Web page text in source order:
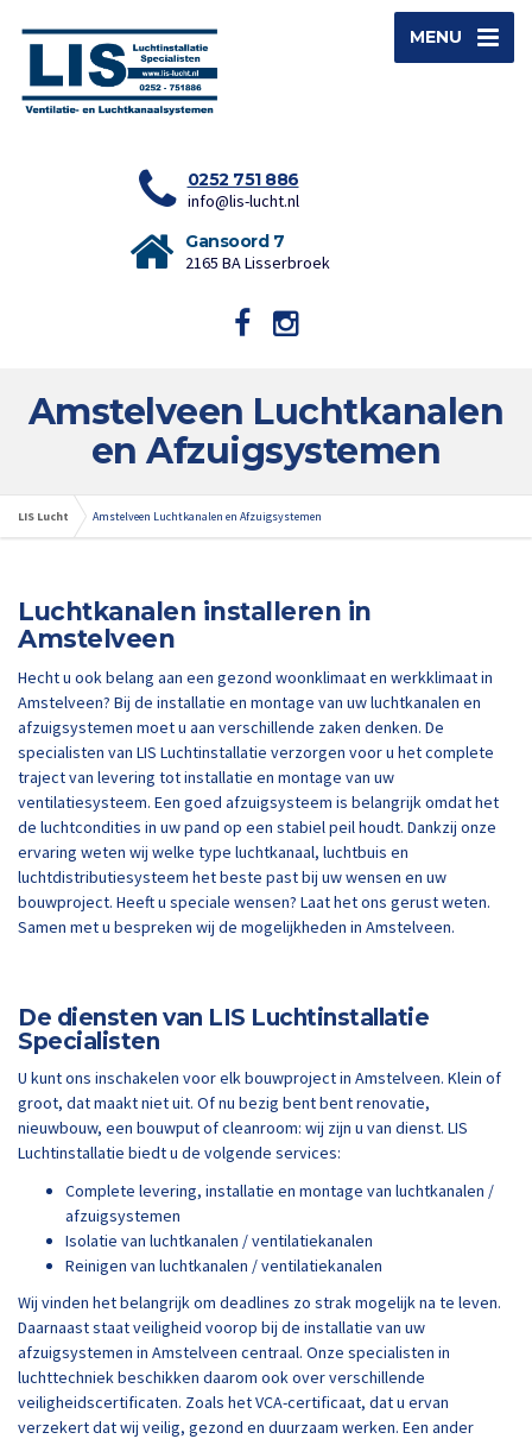
MENU
0252 751 886
info@lis-lucht.nl
Gansoord 7
2165 BA Lisserbroek
Amstelveen Luchtkanalen
en Afzuigsystemen
LIS Lucht Amstelveen Luchtkanalen en Afzuigsystemen
Luchtkanalen installeren in
Amstelveen
Hecht u ook belang aan een gezond woonklimaat en werkklimaat in
Amstelveen? Bij de installatie en montage van uw luchtkanalen en
afzuigsystemen moet u aan verschillende zaken denken. De
specialisten van LIS Luchtinstallatie verzorgen voor u het complete
traject van levering tot installatie en montage van uw
ventilatiesysteem. Een goed afzuigsysteem is belangrijk omdat het
de luchtcondities in uw pand op een stabiel peil houdt. Dankzij onze
ervaring weten wij welke type luchtkanaal, luchtbuis en
luchtdistributiesysteem het beste past bij uw wensen en uw
bouwproject. Heeft u speciale wensen? Laat het ons gerust weten.
Samen met u bespreken wij de mogelijkheden in Amstelveen.
De diensten van LIS Luchtinstallatie
Specialisten
U kunt ons inschakelen voor elk bouwproject in Amstelveen. Klein of
groot, dat maakt niet uit. Of nu bezig bent bent renovatie,
nieuwbouw, een bouwput of cleanroom: wij zijn u van dienst. LIS
Luchtinstallatie biedt u de volgende services:
Complete levering, installatie en montage van luchtkanalen /
afzuigsystemen
Isolatie van luchtkanalen / ventilatiekanalen
Reinigen van luchtkanalen / ventilatiekanalen
Wij vinden het belangrijk om deadlines zo strak mogelijk na te leven.
Daarnaast staat veiligheid voorop bij de installatie van uw
afzuigsystemen in Amstelveen centraal. Onze specialisten in
luchttechniek beschikken daarom ook over verschillende
veiligheidscertificaten. Zoals het VCA-certificaat, dat u ervan
verzekert dat wij veilig, gezond en duurzaam werken. Een ander